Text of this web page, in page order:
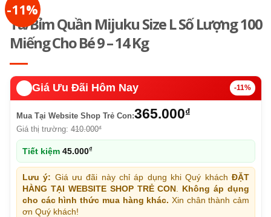
-11%
Tã/Bỉm Quần Mijuku Size L Số Lượng 100
Miếng Cho Bé 9 – 14 Kg
Giá Ưu Đãi Hôm Nay -11%
Mua Tại Website Shop Trẻ Con:365.000₫
Giá thị trường: 410.000₫
Tiết kiệm 45.000₫
Lưu ý: Giá ưu đãi này chỉ áp dụng khi Quý kháchĐẶT
HÀNG TẠI WEBSITE SHOP TRẺ CON
Không áp dụng
cho các hình thức mua hàng khác. Xin chân thành cảm
ơn Quý khách!